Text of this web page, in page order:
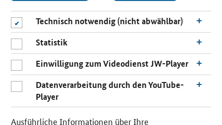
n
Technisch notwendig (nicht abwählbar)
Statistik
Einwilligung zum Videodienst JW-Player
Datenverarbeitung durch den YouTube-
Player
Ausführliche Informationen über Ihre